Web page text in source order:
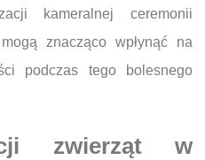
kameralnej ceremonii
znacząco wpłynąć na
podczas tego bolesnego
zwierząt w